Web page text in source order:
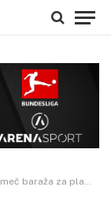
za plasman na SP